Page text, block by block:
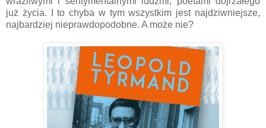
już życia. I to chyba w tym wszystkim jest najdziwniejsze,
najbardziej nieprawdopodobne. A może nie?